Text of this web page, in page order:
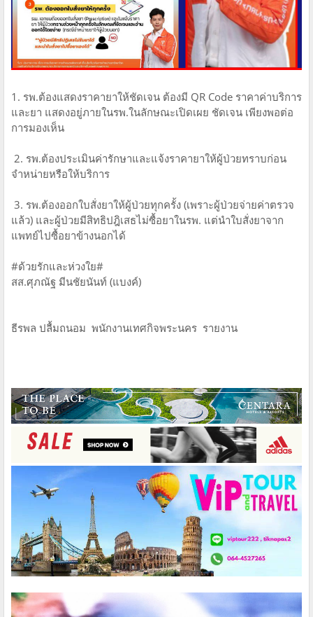
1. รพ.ต้องแสดงราคายาให้ชัดเจน ต้องมี QR Code ราคาค่าบริการ
และยา แสดงอยู่ภายในรพ.ในลักษณะเปิดเผย ชัดเจน เพียงพอต่อ
การมองเห็น
2. รพ.ต้องประเมินค่ารักษาและแจ้งราคายาให้ผู้ป่วยทราบก่อน
จำหน่ายหรือให้บริการ
3. รพ.ต้องออกใบสั่งยาให้ผู้ป่วยทุกครั้ง (เพราะผู้ป่วยจ่ายค่าตรวจ
แล้ว) และผู้ป่วยมีสิทธิปฎิเสธไม่ซื้อยาในรพ. แต่นำใบสั่งยาจาก
แพทย์ไปซื้อยาข้างนอกได้
#ด้วยรักและห่วงใย#
สส.ศุภณัฐ มีนชัยนันท์ (แบงค์)
ธีรพล ปลื้มถนอม พนักงานเทศกิจพระนคร รายงาน